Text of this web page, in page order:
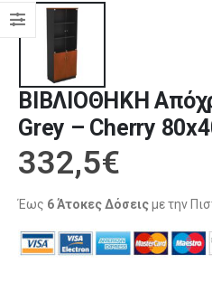
ΒΙΒΛΙΟΘΗΚΗ
Grey – Cherry
332,5€
Έως 6 Άτοκες Δόσειςμε την